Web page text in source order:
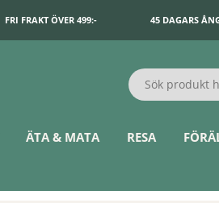
FRI FRAKT ÖVER 499:- 45 DAGARS
ÄTA & MATA RESA